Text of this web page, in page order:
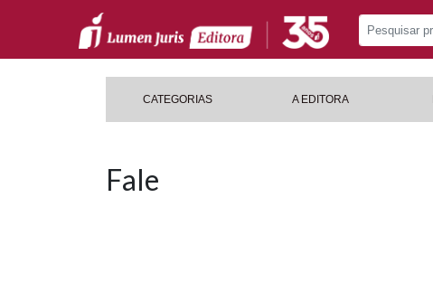
CATEGORIAS A EDITORA
Fale